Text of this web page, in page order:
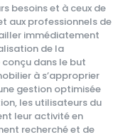
besoins et à ceux de
aux professionnels de
immédiatement
de la
conçu dans le but
à s’approprier
gestion optimisée
les utilisateurs du
leur activité en
recherché et de